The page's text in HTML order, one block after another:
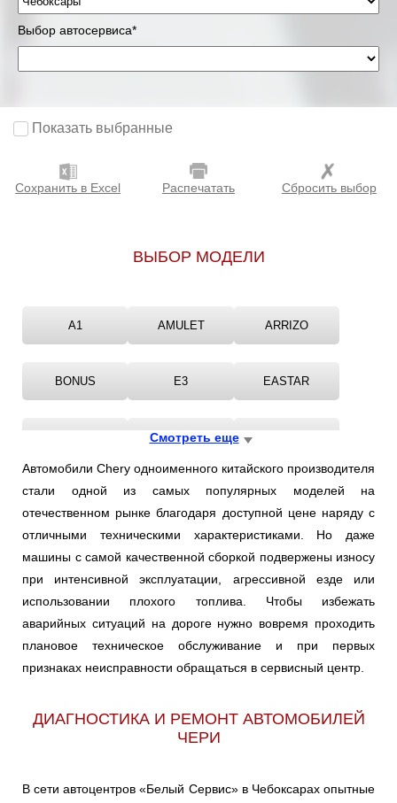
Выбор автосервиса*
Показать выбранные
Сохранить в Excel Распечатать Сбросить выбор
ВЫБОР МОДЕЛИ
A1 AMULET ARRIZO
BONUS E3 EASTAR
IndiS
QQ QQ6 TIGGO
Смотреть еще
Автомобили Chery одноименного китайского производителя
стали одной из самых популярных моделей на
отечественном рынке благодаря доступной цене наряду с
отличными техническими характеристиками. Но даже
машины с самой качественной сборкой подвержены износу
при интенсивной эксплуатации, агрессивной езде или
использовании плохого топлива. Чтобы избежать
аварийных ситуаций на дороге нужно вовремя проходить
плановое техническое обслуживание и при первых
признаках неисправности обращаться в сервисный центр.
ДИАГНОСТИКА И РЕМОНТ АВТОМОБИЛЕЙ
ЧЕРИ
В сети автоцентров «Белый Сервис» в Чебоксарах опытные